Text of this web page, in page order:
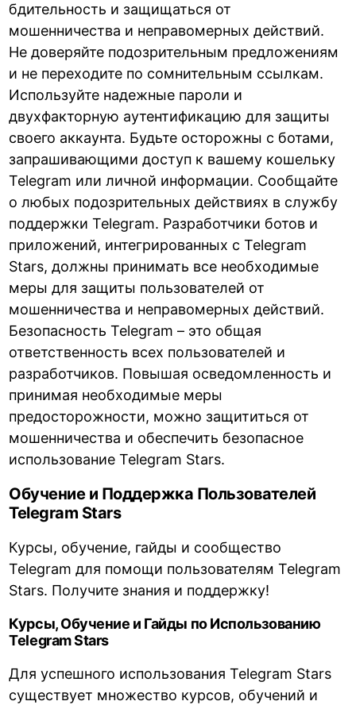
бдительность и защищаться от
мошенничества и неправомерных действий.
Не доверяйте подозрительным предложениям
и не переходите по сомнительным ссылкам.
Используйте надежные пароли и
двухфакторную аутентификацию для защиты
своего аккаунта. Будьте осторожны с ботами,
запрашивающими доступ к вашему кошельку
Telegram или личной информации. Сообщайте
о любых подозрительных действиях в службу
поддержки Telegram. Разработчики ботов и
приложений, интегрированных с Telegram
Stars, должны принимать все необходимые
меры для защиты пользователей от
мошенничества и неправомерных действий.
Безопасность Telegram – это общая
ответственность всех пользователей и
разработчиков. Повышая осведомленность и
принимая необходимые меры
предосторожности, можно защититься от
мошенничества и обеспечить безопасное
использование Telegram Stars.
Обучение и Поддержка Пользователей
Telegram Stars
Курсы, обучение, гайды и сообщество
Telegram для помощи пользователям Telegram
Stars. Получите знания и поддержку!
Курсы, Обучение и Гайды по Использованию
Telegram Stars
Для успешного использования Telegram Stars
существует множество курсов, обучений и